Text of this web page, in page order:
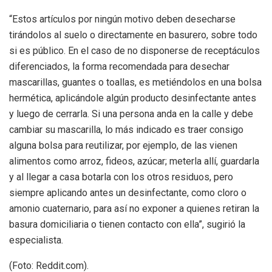
“Estos artículos por ningún motivo deben desecharse
tirándolos al suelo o directamente en basurero, sobre todo
si es público. En el caso de no disponerse de receptáculos
diferenciados, la forma recomendada para desechar
mascarillas, guantes o toallas, es metiéndolos en una bolsa
hermética, aplicándole algún producto desinfectante antes
y luego de cerrarla. Si una persona anda en la calle y debe
cambiar su mascarilla, lo más indicado es traer consigo
alguna bolsa para reutilizar, por ejemplo, de las vienen
alimentos como arroz, fideos, azúcar; meterla allí, guardarla
y al llegar a casa botarla con los otros residuos, pero
siempre aplicando antes un desinfectante, como cloro o
amonio cuaternario, para así no exponer a quienes retiran la
basura domiciliaria o tienen contacto con ella”, sugirió la
especialista.
(Foto: Reddit.com).